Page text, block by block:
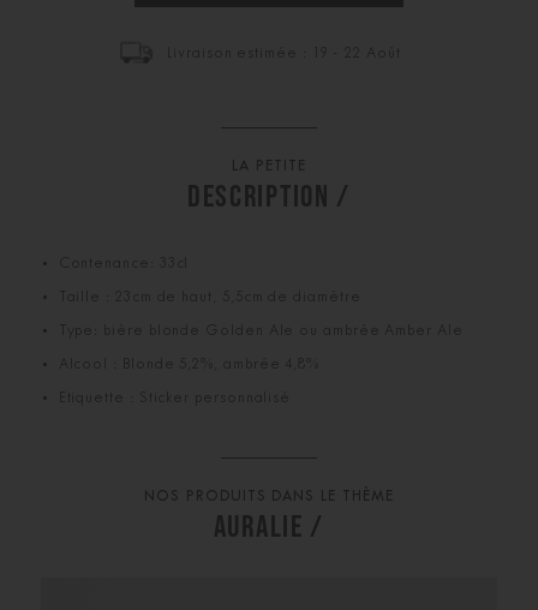
Livraison estimée : 19 - 22 Août
LA PETITE
DESCRIPTION /
Taille : 23cm de haut, 5,5cm de diamètre
Type: bière blonde Golden Ale ou ambrée Amber Ale
Alcool : Blonde 5,2%, ambrée 4,8%
NOS PRODUITS DANS LE THÈME
AURALIE /